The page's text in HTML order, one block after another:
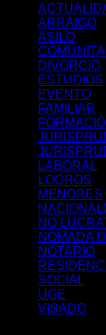
ARRAIGO
ASILO
DIVORCIO
ESTUDIOS
EVENTO
FAMILIAR
LABORAL
LOGROS
MENORES
NO
NÓMADA
NOTARIO
SOCIAL
UGE
VISADO